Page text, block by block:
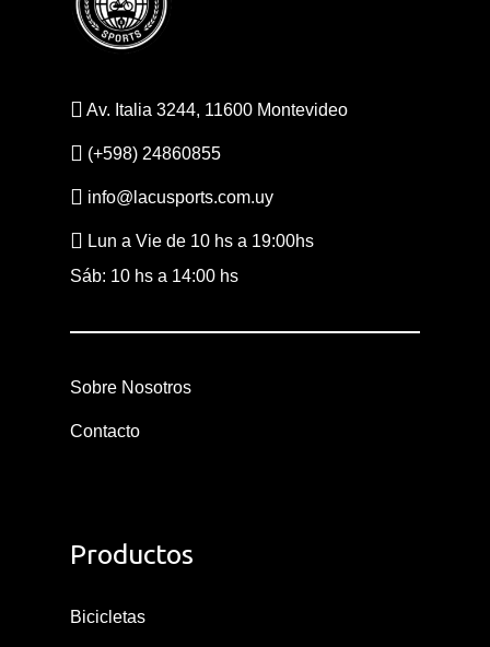
Av. Italia 3244, 11600 Montevideo
(+598) 24860855
info@lacusports.com.uy
Lun a Vie de 10 hs a 19:00hs
Sáb: 10 hs a 14:00 hs
Sobre Nosotros
Contacto
Productos
Bicicletas